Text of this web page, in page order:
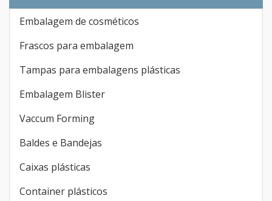
Embalagem de cosméticos
Frascos para embalagem
Tampas para embalagens plásticas
Embalagem Blister
Vaccum Forming
Baldes e Bandejas
Caixas plásticas
Container plásticos